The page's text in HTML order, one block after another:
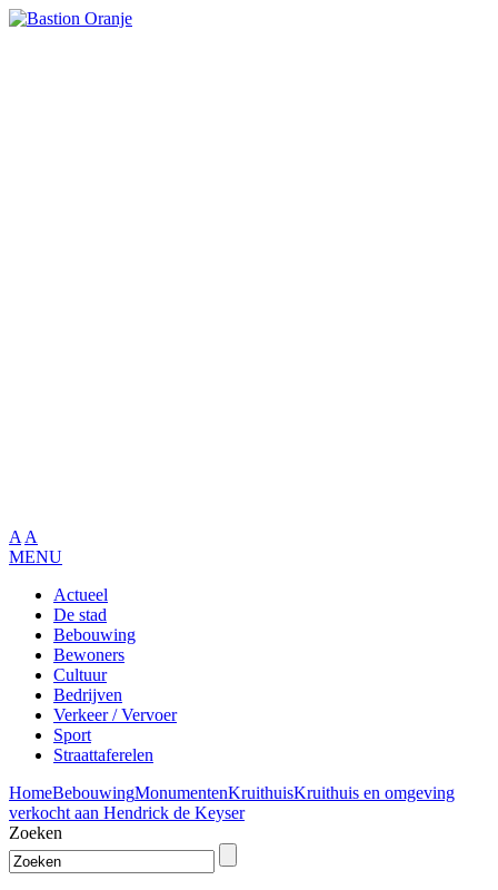
A A
MENU
Actueel
De stad
Bebouwing
Bewoners
Cultuur
Bedrijven
Verkeer / Vervoer
Sport
Straattaferelen
HomeBebouwingMonumentenKruithuisKruithuis en omgeving
verkocht aan Hendrick de Keyser
Zoeken